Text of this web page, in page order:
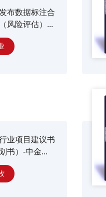
布数据标注合
风险评估）...
业项目建议书
书）-中金...